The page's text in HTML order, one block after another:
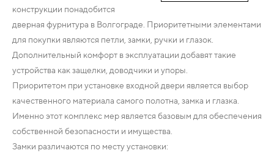
конструкции понадобится
дверная фурнитура в Волгограде. Приоритетными элементами
для покупки являются петли, замки, ручки и глазок.
Дополнительный комфорт в эксплуатации добавят такие
устройства как защелки, доводчики и упоры.
Приоритетом при установке входной двери является выбор
качественного материала самого полотна, замка и глазка.
Именно этот комплекс мер является базовым для обеспечения
собственной безопасности и имущества.
Замки различаются по месту установки: